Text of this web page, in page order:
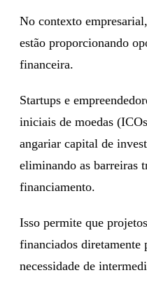
No contexto
estão proporcionando
financeira.
Startups e
iniciais de moedas
angariar capital de
eliminando as barreiras
financiamento.
Isso permite que
financiados diretamente
necessidade de